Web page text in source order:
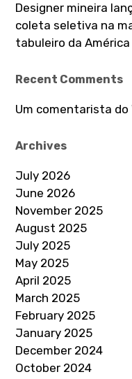
Designer mineira
coleta seletiva na
tabuleiro da
Recent Comments
Um comentarista do
Archives
July 2026
June 2026
November 2025
August 2025
July 2025
May 2025
April 2025
March 2025
February 2025
January 2025
December 2024
October 2024